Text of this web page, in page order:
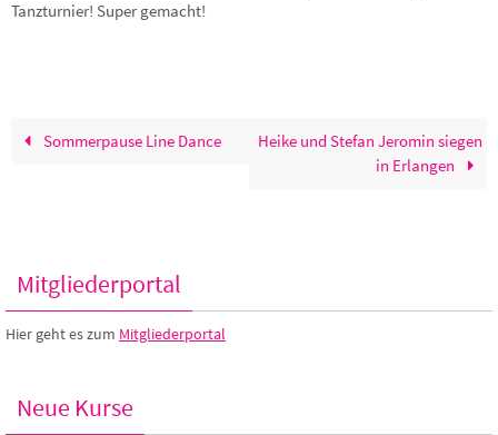
Tanzturnier! Super gemacht!
Sommerpause Line Dance
Heike und Stefan Jeromin siegen
in Erlangen
Mitgliederportal
Hier geht es zum Mitgliederportal
Neue Kurse